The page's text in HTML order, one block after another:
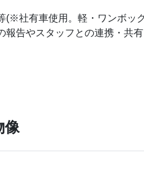
(※社有車使用。軽・ワンボック
絡事項の報告や
像